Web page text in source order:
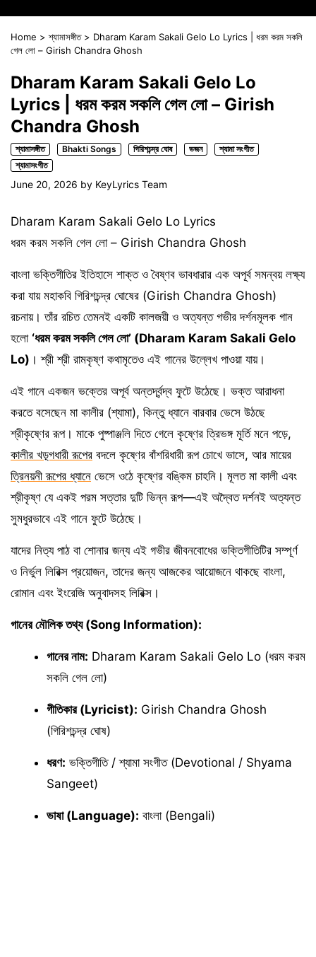
Home >শ্যামাসঙ্গীত> Dharam Karam Sakali Gelo Lo Lyrics | ধরম করম সকলি
গেল লো – Girish Chandra Ghosh
Dharam Karam Sakali Gelo Lo
Lyrics | ধরম করম সকলি গেল লো – Girish
Chandra Ghosh
শ্যামাসঙ্গীত Bhakti Songs গিরিশচন্দ্র ঘোষ ভজন
শ্যামা সংগীত
শ্যামাসংগীত
June 20, 2026 by KeyLyrics Team
Dharam Karam Sakali Gelo Lo Lyrics
ধরম করম সকলি গেল লো – Girish Chandra Ghosh
বাংলা ভক্তিগীতির ইতিহাসে শাক্ত ও বৈষ্ণব ভাবধারার এক অপূর্ব সমন্বয় লক্ষ্য
করা যায় মহাকবি গিরিশচন্দ্র ঘোষের (Girish Chandra Ghosh)
রচনায়। তাঁর রচিত তেমনই একটি কালজয়ী ও অত্যন্ত গভীর দর্শনমূলক গান
হলো ‘ধরম করম সকলি গেল লো’ (Dharam Karam Sakali Gelo
Lo) । শ্রী শ্রী রামকৃষ্ণ কথামৃতেও এই গানের উল্লেখ পাওয়া যায়।
এই গানে একজন ভক্তের অপূর্ব অন্তর্দ্বন্দ্ব ফুটে উঠেছে। ভক্ত আরাধনা
করতে বসেছেন মা কালীর (শ্যামা), কিন্তু ধ্যানে বারবার ভেসে উঠছে
শ্রীকৃষ্ণের রূপ। মাকে পুষ্পাঞ্জলি দিতে গেলে কৃষ্ণের ত্রিভঙ্গ মূর্তি মনে পড়ে,
কালীর খড়্গধারী রূপের বদলে কৃষ্ণের বাঁশরিধারী রূপ চোখে ভাসে, আর মায়ের
ত্রিনয়নী রূপের ধ্যানে ভেসে ওঠে কৃষ্ণের বঙ্কিম চাহনি। মূলত মা কালী এবং
শ্রীকৃষ্ণ যে একই পরম সত্তার দুটি ভিন্ন রূপ—এই অদ্বৈত দর্শনই অত্যন্ত
সুমধুরভাবে এই গানে ফুটে উঠেছে।
যাদের নিত্য পাঠ বা শোনার জন্য এই গভীর জীবনবোধের ভক্তিগীতিটির সম্পূর্ণ
ও নির্ভুল লিরিক্স প্রয়োজন, তাদের জন্য আজকের আয়োজনে থাকছে বাংলা,
রোমান এবং ইংরেজি অনুবাদসহ লিরিক্স।
গানের মৌলিক তথ্য (Song Information):
গানের নাম: Dharam Karam Sakali Gelo Lo (ধরম করম
সকলি গেল লো)
গীতিকার (Lyricist): Girish Chandra Ghosh
(গিরিশচন্দ্র ঘোষ)
ধরণ: ভক্তিগীতি / শ্যামা সংগীত (Devotional / Shyama
Sangeet)
ভাষা (Language): বাংলা (Bengali)